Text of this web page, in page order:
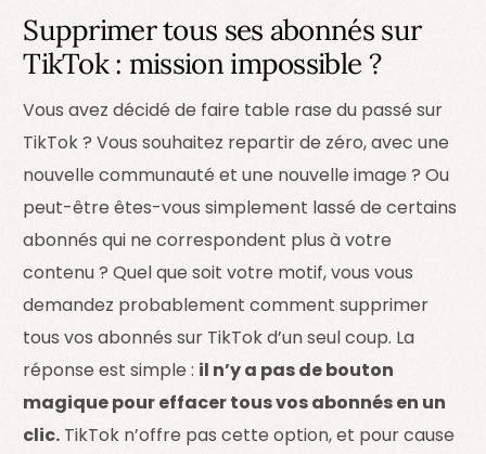
Supprimer tous ses abonnés sur
TikTok : mission impossible ?
Vous avez décidé de faire table rase du passé sur
TikTok ? Vous souhaitez repartir de zéro, avec une
nouvelle communauté et une nouvelle image ? Ou
peut-être êtes-vous simplement lassé de certains
abonnés qui ne correspondent plus à votre
contenu ? Quel que soit votre motif, vous vous
demandez probablement comment supprimer
tous vos abonnés sur TikTok d’un seul coup. La
réponse est simple : il n’y a pas de bouton
magique pour effacer tous vos abonnés en un
clic. TikTok n’offre pas cette option, et pour cause